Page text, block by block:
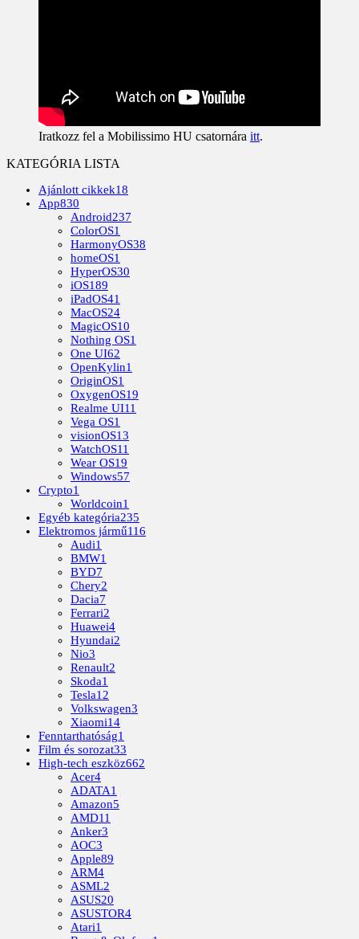
Iratkozz fel a Mobilissimo HU csatornára itt.
KATEGÓRIA LISTA
Ajánlott cikkek18
App830
Android237
ColorOS1
HarmonyOS38
homeOS1
HyperOS30
iOS189
iPadOS41
MacOS24
MagicOS10
Nothing OS1
One UI62
OpenKylin1
OriginOS1
OxygenOS19
Realme UI11
Vega OS1
visionOS13
WatchOS11
Wear OS19
Windows57
Crypto1
Worldcoin1
Egyéb kategória235
Elektromos jármű116
Audi1
BMW1
BYD7
Chery2
Dacia7
Ferrari2
Huawei4
Hyundai2
Nio3
Renault2
Skoda1
Tesla12
Volkswagen3
Xiaomi14
Fenntarthatóság1
Film és sorozat33
High-tech eszköz662
Acer4
ADATA1
Amazon5
AMD11
Anker3
AOC3
Apple89
ARM4
ASML2
ASUS20
ASUSTOR4
Atari1